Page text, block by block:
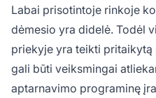
Labai prisotintoje rinkoje
dėmesio yra didelė. Todėl
priekyje yra teikti pritaikytą
gali būti veiksmingai
aptarnavimo programinę